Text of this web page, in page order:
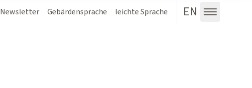
Newsletter Gebärdensprache leichte Sprache EN
Menü